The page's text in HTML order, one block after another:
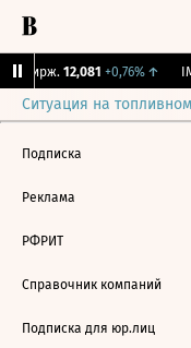
Бирж. 12,081 +0,76%↑
Ситуация на
Подписка
Реклама
РФРИТ
Справочник компаний
Подписка для юр.лиц